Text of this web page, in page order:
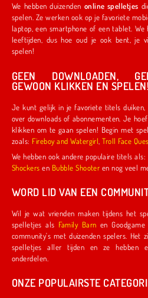
We hebben duizenden online spelletjes die je
spelen. Ze werken ook op je favoriete
laptop, een smartphone of een tablet. We hebben iets voor spelers van alle
leeftijden, dus hoe oud je ook bent, je vindt altijd wel
spelen!
GEEN DOWNLOADEN,
GEWOON KLIKKEN EN SPELEN!
Je kunt gelijk in je favoriete titels duiken,
over downloads of abonnementen. Je
klikken om te gaan spelen! Begin met spelletjes die door ons zijn gemaakt,
zoals:
Fireboy and Watergirl ,Troll Face
We hebben ook andere populaire titels als:
Shockers en Bubble Shooter en nog
WORD LID VAN EEN
Wil je wat vrienden maken tijdens het
spelletjes als
Family Barn en Goodgame
community's met duizenden spelers. Het
spelletjes aller tijden en ze hebben een heleboel te gekke sociale
onderdelen.
ONZE POPULAIRSTE